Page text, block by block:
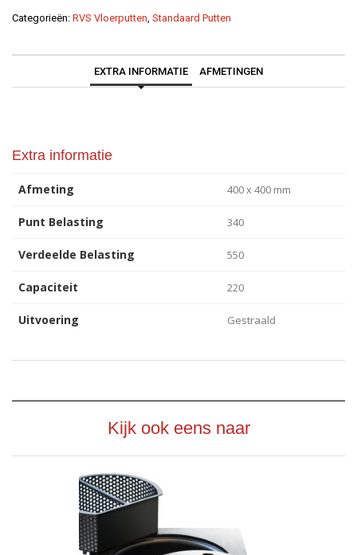
Categorieën: RVS Vloerputten, Standaard Putten
EXTRA INFORMATIE AFMETINGEN
Extra informatie
Afmeting 400 x 400 mm
Punt Belasting 340
Verdeelde Belasting 550
Capaciteit 220
Uitvoering Gestraald
Kijk ook eens naar